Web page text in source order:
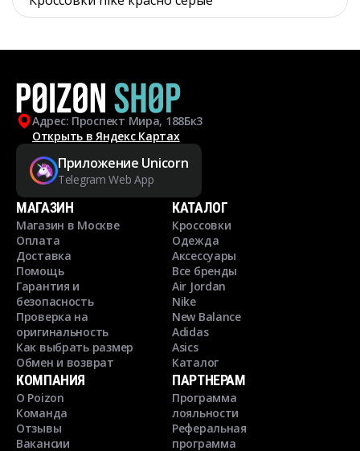
Адрес: Проспект Мира, 188Бк3
Открыть в Яндекс Картах
Приложение Unicorn
Telegram Web App
МАГАЗИН
Магазин в Москве
Оплата
Доставка
Помощь
Гарантия и
безопасность
Проверка на
оригинальность
Как выбрать размер
Обмен и возврат
КАТАЛОГ
Кроссовки
Одежда
Аксессуары
Все бренды
Air Jordan
Nike
New Balance
Adidas
Asics
Каталог
КОМПАНИЯ
О Poizon
Команда
Отзывы
Вакансии
ПАРТНЕРАМ
Программа
лояльности
Реферальная
программа